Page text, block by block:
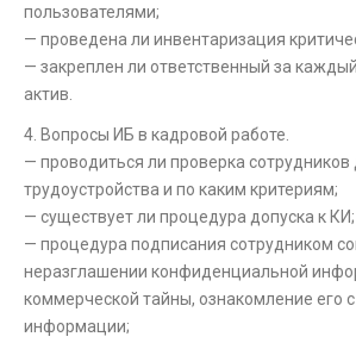
пользователями;
— проведена ли инвентаризация
— закреплен ли ответственный за
актив.
4. Вопросы ИБ в кадровой работе.
— проводиться ли проверка сотрудников
трудоустройства и по каким критериям;
— существует ли процедура допуска к КИ;
— процедура подписания сотрудником
неразглашении конфиденциальной
коммерческой тайны, ознакомление его
информации;